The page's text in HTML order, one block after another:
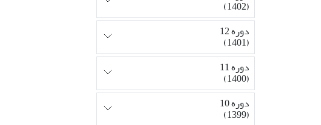
(1402)
دوره 12
(1401)
دوره 11
(1400)
دوره 10
(1399)